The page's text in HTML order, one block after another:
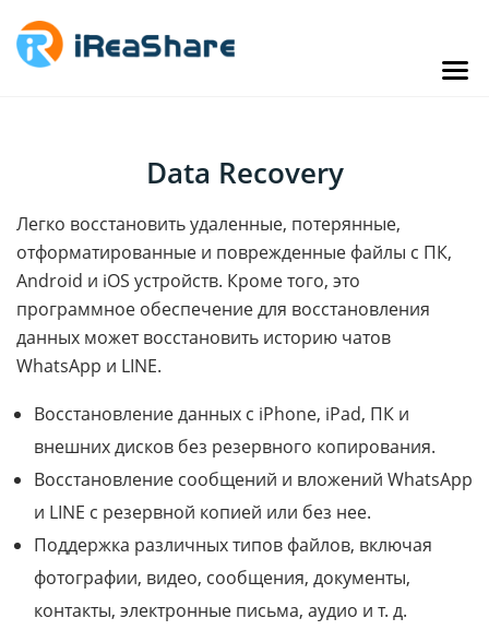
Data Recovery
Легко восстановить удаленные, потерянные,
отформатированные и поврежденные файлы с ПК,
Android и iOS устройств. Кроме того, это
программное обеспечение для восстановления
данных может восстановить историю чатов
WhatsApp и LINE.
Восстановление данных с iPhone, iPad, ПК и
внешних дисков без резервного копирования.
Восстановление сообщений и вложений WhatsApp
и LINE с резервной копией или без нее.
Поддержка различных типов файлов, включая
фотографии, видео, сообщения, документы,
контакты, электронные письма, аудио и т. д.